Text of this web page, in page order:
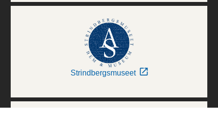
Strindbergsmuseet